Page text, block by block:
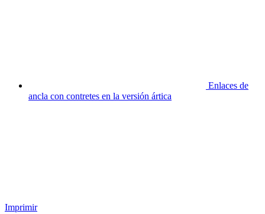
Enlaces de
ancla con contretes en la versión ártica
Imprimir